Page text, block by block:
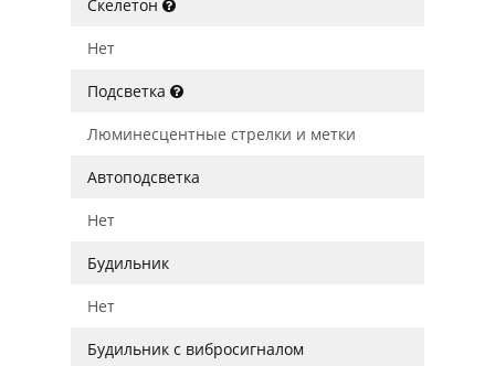
Скелетон
Нет
Подсветка
Люминесцентные стрелки и метки
Автоподсветка
Нет
Будильник
Нет
Будильник с вибросигналом